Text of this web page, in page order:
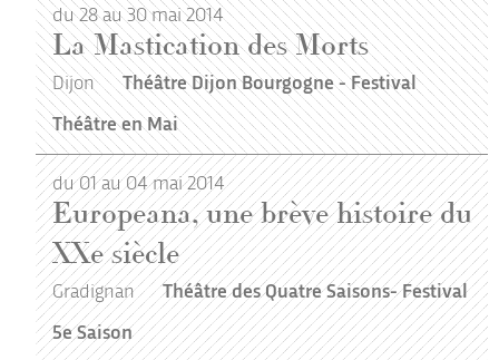
du 28 au 30 mai 2014
La Mastication des Morts
Dijon
Théâtre Dijon Bourgogne - Festival
Théâtre en Mai
du 01 au 04 mai 2014
Europeana, une brève histoire du
XXe siècle
Gradignan
Théâtre des Quatre Saisons- Festival
5e Saison